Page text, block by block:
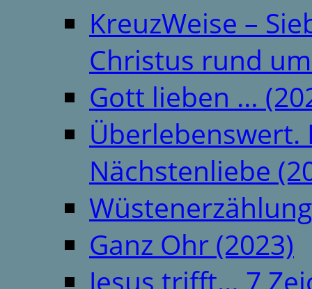
KreuzWeise –
Christus rund
Gott lieben …
Überlebenswert.
Nächstenliebe
Ganz Ohr (2023)
Jesus trifft… 7